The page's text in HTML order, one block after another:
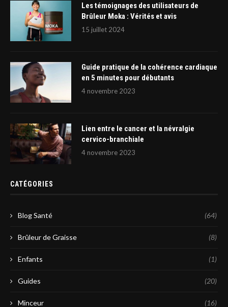
Les témoignages des utilisateurs de
Brûleur Moka : Vérités et avis
15 juillet 2024
Guide pratique de la cohérence cardiaque
en 5 minutes pour débutants
4 novembre 2023
Lien entre le cancer et la névralgie
cervico-branchiale
4 novembre 2023
CATÉGORIES
Blog Santé (64)
Brûleur de Graisse (8)
Enfants (1)
Guides (20)
Minceur (16)